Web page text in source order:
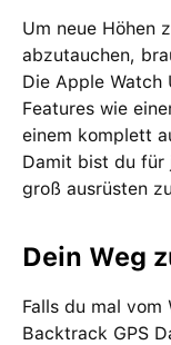
Um neue Höhen
abzutauchen,
Die Apple
Features wie
einem komplett
Damit bist du für
groß ausrüsten
Dein Weg
Falls du mal vom
Backtrack GPS